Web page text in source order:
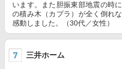
います。また胆振東部地震の時
の積み木（カプラ）が全く倒れ
感動しました。（30代／女性）
三井ホーム